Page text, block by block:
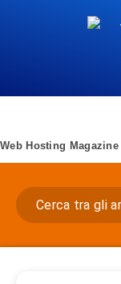
Web Hosting Magazine